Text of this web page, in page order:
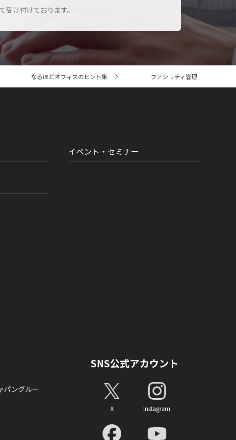
け付けております。
なるほどオフィスのヒント集 ファシリティ管理
イベント・セミナー
パングルー
SNS公式アカウント
X Instagram